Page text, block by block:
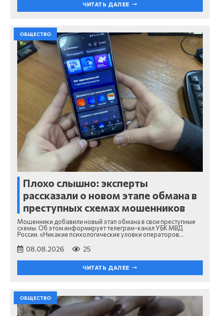
ЧИТАТЬ ДАЛЕЕ
ОБЩЕСТВО
Плохо слышно: эксперты
рассказали о новом этапе обмана в
преступных схемах мошенников
Мошенники добавили новый этап обмана в свои преступные
схемы. Об этом информирует телеграм-канал УБК МВД
России. «Никакие психологические уловки операторов…
08.08.2026 25
ЧИТАТЬ ДАЛЕЕ
ОБЩЕСТВО